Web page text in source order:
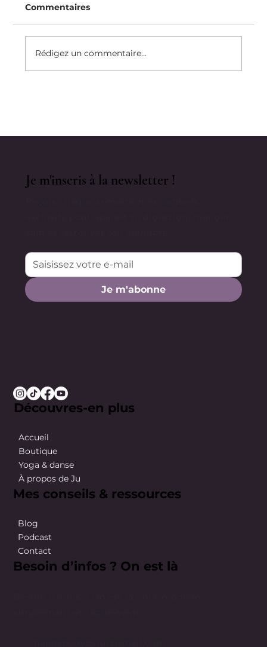
Commentaires
Rédigez un commentaire...
Je m'abonne
Je m'inscris à la newsletter !
Découvres-en plus
Accueil
Boutique
Yoga & danse
À propos de Ju
Mes conseils & ressources
Blog
Podcast
Contact
Besoin d’infos ? On est là